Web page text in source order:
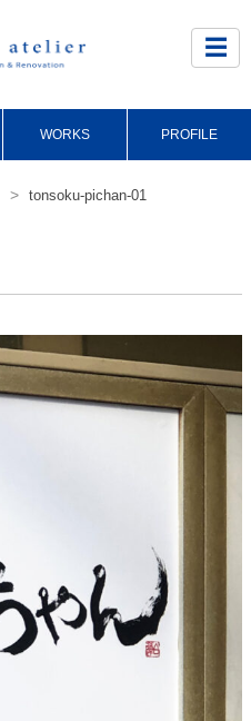
☰
WORKS PROFILE
> tonsoku-pichan-01